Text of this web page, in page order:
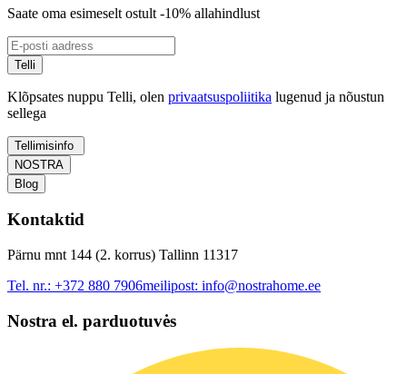
Saate oma esimeselt ostult -10% allahindlust
Telli
Klõpsates nuppu Telli, olen privaatsuspoliitika lugenud ja nõustun
sellega
Tellimisinfo
NOSTRA
Blog
Kontaktid
Pärnu mnt 144 (2. korrus) Tallinn 11317
Tel. nr.: +372 880 7906meilipost: info@nostrahome.ee
Nostra el. parduotuvės